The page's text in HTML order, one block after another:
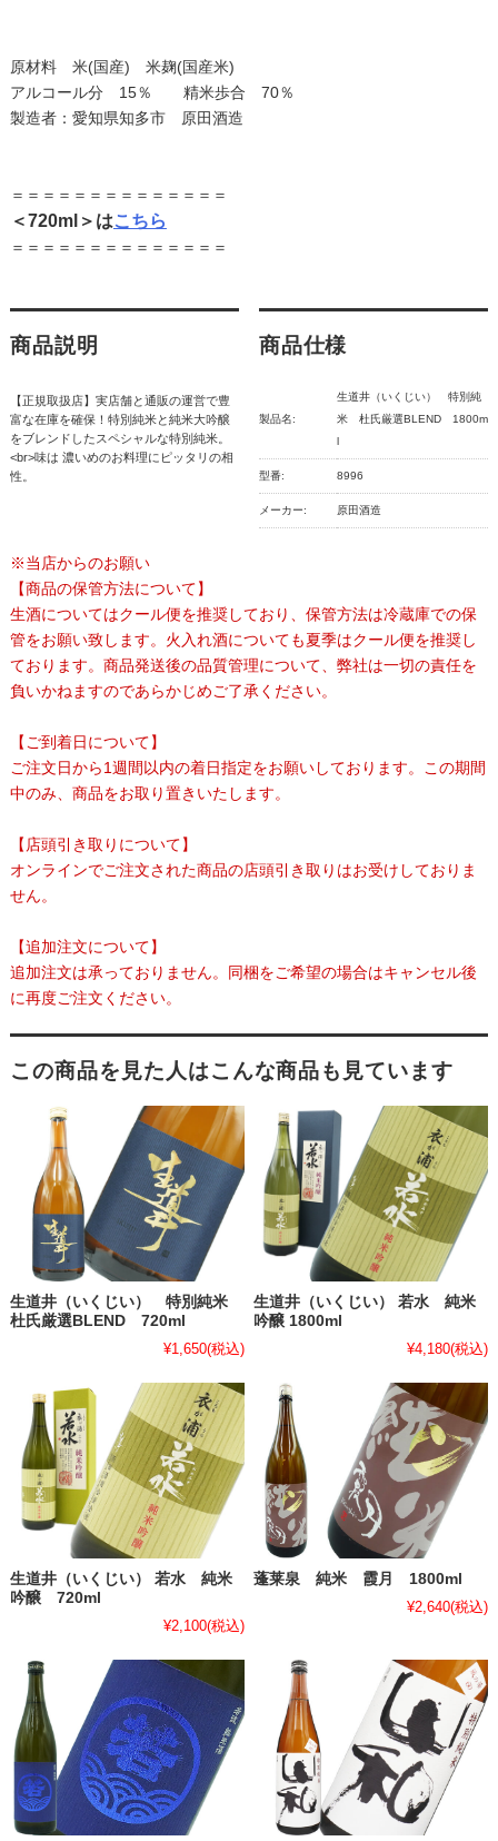
原材料 米(国産) 米麹(国産米)
アルコール分 15％ 精米歩合 70％
製造者：愛知県知多市 原田酒造
＝＝＝＝＝＝＝＝＝＝＝＝＝＝
＜720ml＞はこちら
＝＝＝＝＝＝＝＝＝＝＝＝＝＝
商品説明
【正規取扱店】実店舗と通販の運営で豊
富な在庫を確保！特別純米と純米大吟醸
をブレンドしたスペシャルな特別純米。
<br>味は 濃いめのお料理にピッタリの相
性。
商品仕様
製品名:
生道井（いくじい） 特別純
米 杜氏厳選BLEND 1800m
l
型番: 8996
メーカー: 原田酒造
※当店からのお願い
【商品の保管方法について】
生酒についてはクール便を推奨しており、保管方法は冷蔵庫での保
管をお願い致します。火入れ酒についても夏季はクール便を推奨し
ております。商品発送後の品質管理について、弊社は一切の責任を
負いかねますのであらかじめご了承ください。
【ご到着日について】
ご注文日から1週間以内の着日指定をお願いしております。この期間
中のみ、商品をお取り置きいたします。
【店頭引き取りについて】
オンラインでご注文された商品の店頭引き取りはお受けしておりま
せん。
【追加注文について】
追加注文は承っておりません。同梱をご希望の場合はキャンセル後
に再度ご注文ください。
この商品を見た人はこんな商品も見ています
生道井（いくじい） 特別純米
杜氏厳選BLEND 720ml
¥1,650(税込)
生道井（いくじい） 若水 純米
吟醸 1800ml
¥4,180(税込)
生道井（いくじい） 若水 純米
吟醸 720ml
¥2,100(税込)
蓬莱泉 純米 霞月 1800ml
¥2,640(税込)